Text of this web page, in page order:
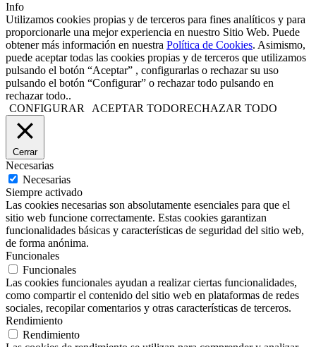
Info
Utilizamos cookies propias y de terceros para fines analíticos y para
proporcionarle una mejor experiencia en nuestro Sitio Web. Puede
obtener más información en nuestra Política de Cookies. Asimismo,
puede aceptar todas las cookies propias y de terceros que utilizamos
pulsando el botón “Aceptar” , configurarlas o rechazar su uso
pulsando el botón “Configurar” o rechazar todo pulsando en
rechazar todo..
CONFIGURAR
ACEPTAR TODORECHAZAR TODO
Cerrar
Necesarias
Necesarias
Siempre activado
Las cookies necesarias son absolutamente esenciales para que el
sitio web funcione correctamente. Estas cookies garantizan
funcionalidades básicas y características de seguridad del sitio web,
de forma anónima.
Funcionales
Funcionales
Las cookies funcionales ayudan a realizar ciertas funcionalidades,
como compartir el contenido del sitio web en plataformas de redes
sociales, recopilar comentarios y otras características de terceros.
Rendimiento
Rendimiento